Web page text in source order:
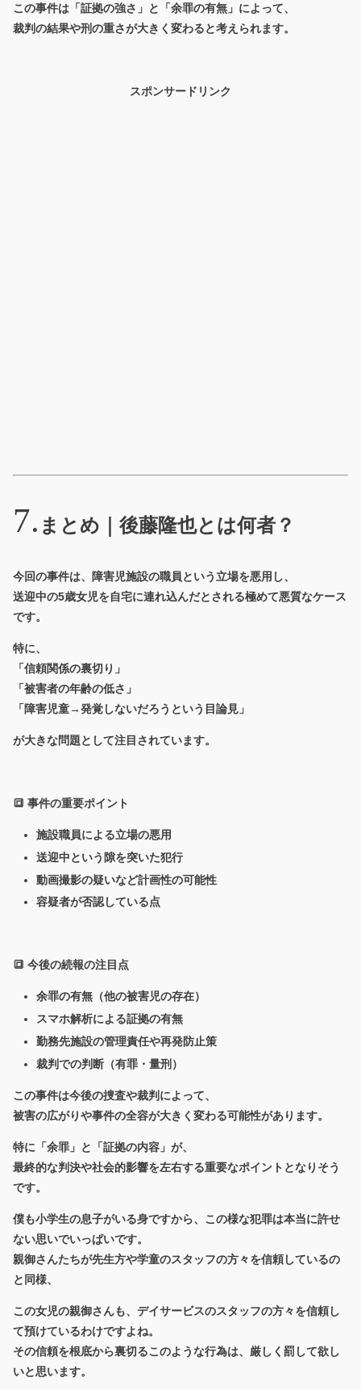
この事件は「証拠の強さ」と「余罪の有無」によって、
裁判の結果や刑の重さが大きく変わると考えられます。
スポンサードリンク
まとめ｜後藤隆也とは何者？
今回の事件は、障害児施設の職員という立場を悪用し、
送迎中の5歳女児を自宅に連れ込んだとされる極めて悪質なケース
です。
特に、
「信頼関係の裏切り」
「被害者の年齢の低さ」
「障害児童→発覚しないだろうという目論見」
が大きな問題として注目されています。
🔳 事件の重要ポイント
施設職員による立場の悪用
送迎中という隙を突いた犯行
動画撮影の疑いなど計画性の可能性
容疑者が否認している点
🔳 今後の続報の注目点
余罪の有無（他の被害児の存在）
スマホ解析による証拠の有無
勤務先施設の管理責任や再発防止策
裁判での判断（有罪・量刑）
この事件は今後の捜査や裁判によって、
被害の広がりや事件の全容が大きく変わる可能性があります。
特に「余罪」と「証拠の内容」が、
最終的な判決や社会的影響を左右する重要なポイントとなりそう
です。
僕も小学生の息子がいる身ですから、この様な犯罪は本当に許せ
ない思いでいっぱいです。
親御さんたちが先生方や学童のスタッフの方々を信頼しているの
と同様、
この女児の親御さんも、デイサービスのスタッフの方々を信頼し
て預けているわけですよね。
その信頼を根底から裏切るこのような行為は、厳しく罰して欲し
いと思います。